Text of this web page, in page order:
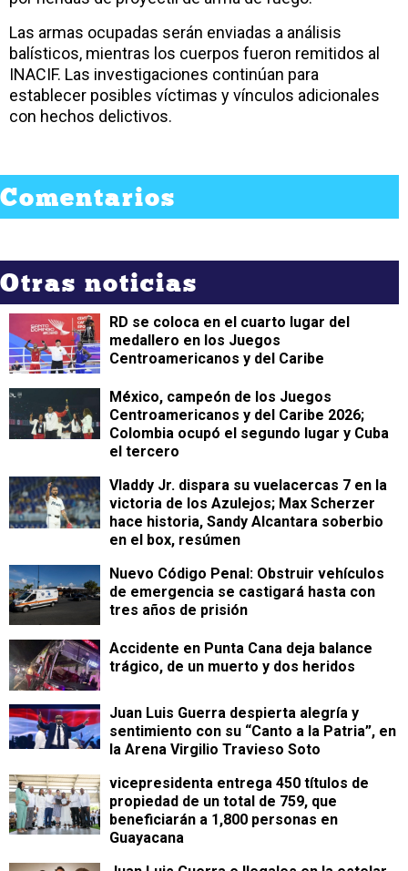
Las armas ocupadas serán enviadas a análisis
balísticos, mientras los cuerpos fueron remitidos al
INACIF. Las investigaciones continúan para
establecer posibles víctimas y vínculos adicionales
con hechos delictivos.
Comentarios
Otras noticias
RD se coloca en el cuarto lugar del
medallero en los Juegos
Centroamericanos y del Caribe
México, campeón de los Juegos
Centroamericanos y del Caribe 2026;
Colombia ocupó el segundo lugar y Cuba
el tercero
Vladdy Jr. dispara su vuelacercas 7 en la
victoria de los Azulejos; Max Scherzer
hace historia, Sandy Alcantara soberbio
en el box, resúmen
Nuevo Código Penal: Obstruir vehículos
de emergencia se castigará hasta con
tres años de prisión
Accidente en Punta Cana deja balance
trágico, de un muerto y dos heridos
Juan Luis Guerra despierta alegría y
sentimiento con su “Canto a la Patria”, en
la Arena Virgilio Travieso Soto
vicepresidenta entrega 450 títulos de
propiedad de un total de 759, que
beneficiarán a 1,800 personas en
Guayacana